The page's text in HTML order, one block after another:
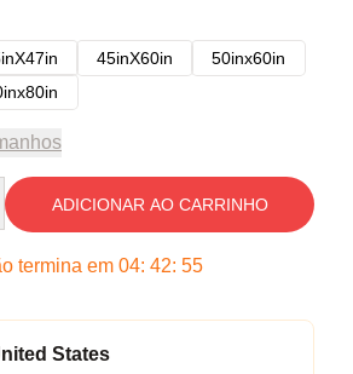
45inX60in
50inx60in
ADICIONAR AO CARRINHO
termina em 04: 42: 54
States